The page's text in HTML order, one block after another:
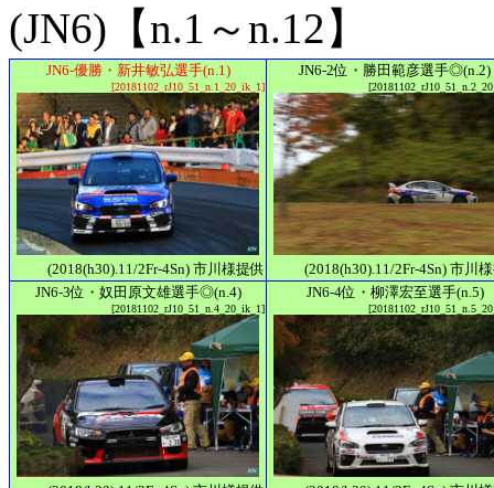
(JN6)【n.1～n.12】
JN6-優勝・新井敏弘選手(n.1)
[20181102_rJ10_51_n.1_20_ik_1]
(2018(h30).11/2Fr-4Sn) 市川様提供
JN6-2位・勝田範彦選手◎(n.2)
(2018(h30).11/2Fr-4Sn) 市川
JN6-3位・奴田原文雄選手◎(n.4)
[20181102_rJ10_51_n.4_20_ik_1]
JN6-4位・柳澤宏至選手(n.5)